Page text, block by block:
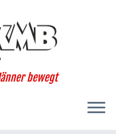
bewegt